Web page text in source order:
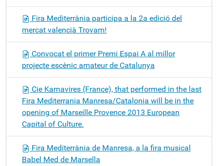
Fira Mediterrània participa a la 2a edició del
mercat valencià Trovam!
Convocat el primer Premi Espai A al millor
projecte escènic amateur de Catalunya
Cie Karnavires (France), that performed in the last
Fira Mediterrania Manresa/Catalonia will be in the
opening of Marseille Provence 2013 European
Capital of Culture.
Fira Mediterrània de Manresa, a la fira musical
Babel Med de Marsella